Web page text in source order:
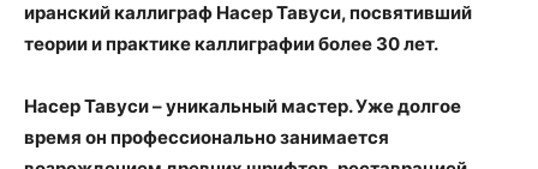
иранский каллиграф Насер Тавуси, посвятивший
теории и практике каллиграфии более 30 лет.
Насер Тавуси – уникальный мастер. Уже долгое
время он профессионально занимается